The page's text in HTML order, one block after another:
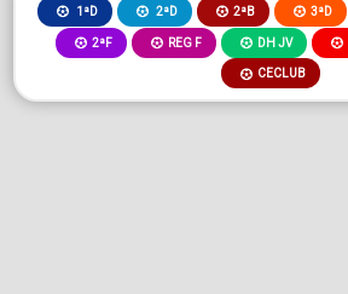
1ªD 2ªD 2ªB 3ªD
2ªF REG F DH JV
CECLUB